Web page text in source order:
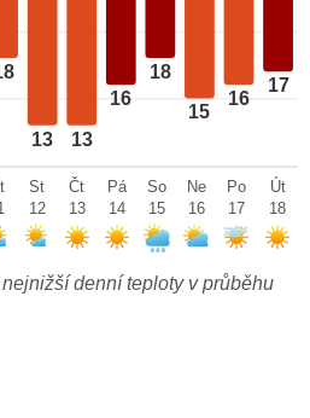
13 13
16
18
15
16
17
St
12
Čt
13
Pá
14
So
15
Ne
16
Po
17
Út
18
denní teploty v průběhu